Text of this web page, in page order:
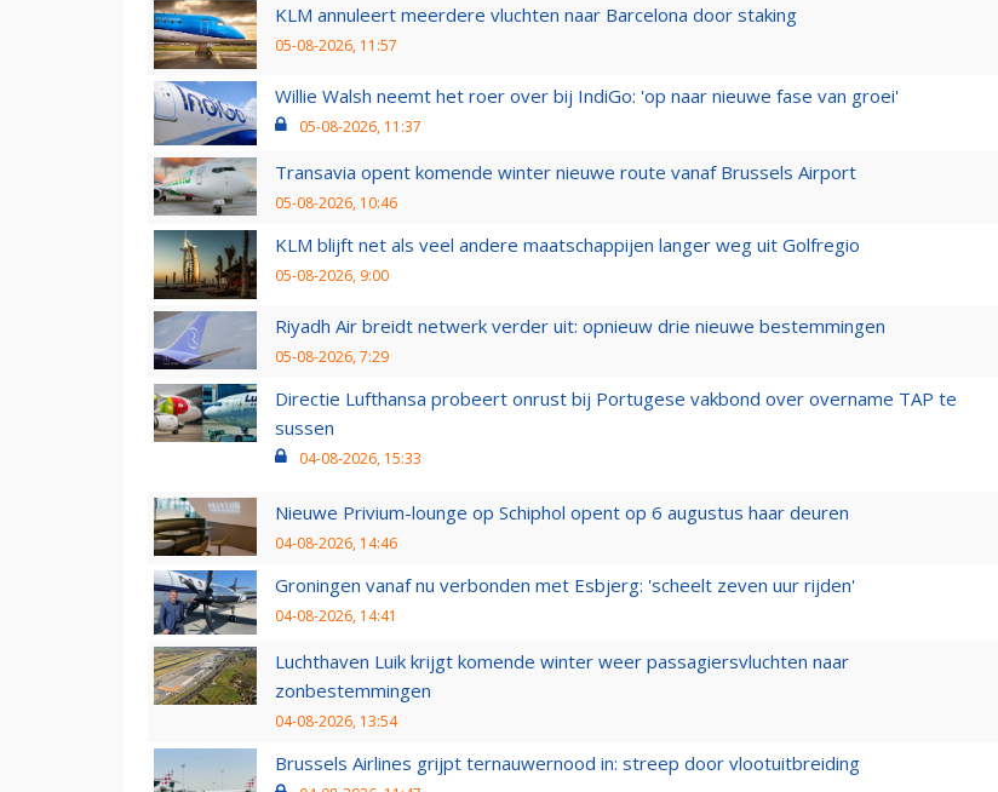
KLM annuleert meerdere vluchten naar Barcelona door staking
05-08-2026, 11:57
Willie Walsh neemt het roer over bij IndiGo: 'op naar nieuwe fase van groei'
05-08-2026, 11:37
Transavia opent komende winter nieuwe route vanaf Brussels Airport
05-08-2026, 10:46
KLM blijft net als veel andere maatschappijen langer weg uit Golfregio
05-08-2026, 9:00
Riyadh Air breidt netwerk verder uit: opnieuw drie nieuwe bestemmingen
05-08-2026, 7:29
Directie Lufthansa probeert onrust bij Portugese vakbond over overname TAP te
sussen
04-08-2026, 15:33
Nieuwe Privium-lounge op Schiphol opent op 6 augustus haar deuren
04-08-2026, 14:46
Groningen vanaf nu verbonden met Esbjerg: 'scheelt zeven uur rijden'
04-08-2026, 14:41
Luchthaven Luik krijgt komende winter weer passagiersvluchten naar
zonbestemmingen
04-08-2026, 13:54
Brussels Airlines grijpt ternauwernood in: streep door vlootuitbreiding